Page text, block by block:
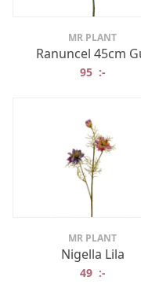
MR PLANT
Ranuncel 45cm
95 :-
MR PLANT
Nigella Lila
49 :-